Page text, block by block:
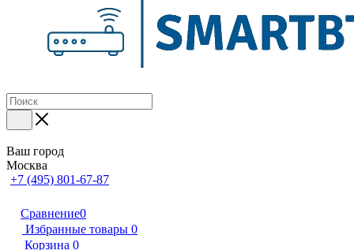
Ваш город
Москва
+7 (495) 801-67-87
Сравнение0
Избранные товары 0
Корзина 0